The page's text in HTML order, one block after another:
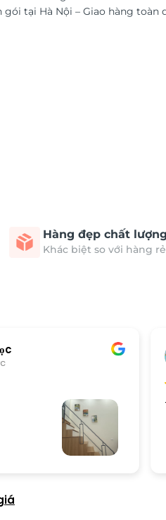
tại Hà Nội – Giao hàng toàn
Hàng đẹp chất
Khác biệt so với hàng
cong nguyen van
đẹp, shop nhiệt tình!